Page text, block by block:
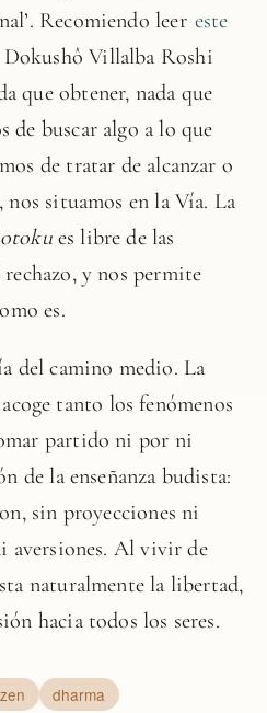
Recomiendo leer este
Villalba Roshi
que obtener, nada que
de buscar algo a lo que
de tratar de alcanzar o
nos situamos en la Vía. La
es libre de las
y nos permite
es.
del camino medio. La
tanto los fenómenos
partido ni por ni
de la enseñanza budista:
sin proyecciones ni
aversiones. Al vivir de
naturalmente la libertad,
hacia todos los seres.
dharma